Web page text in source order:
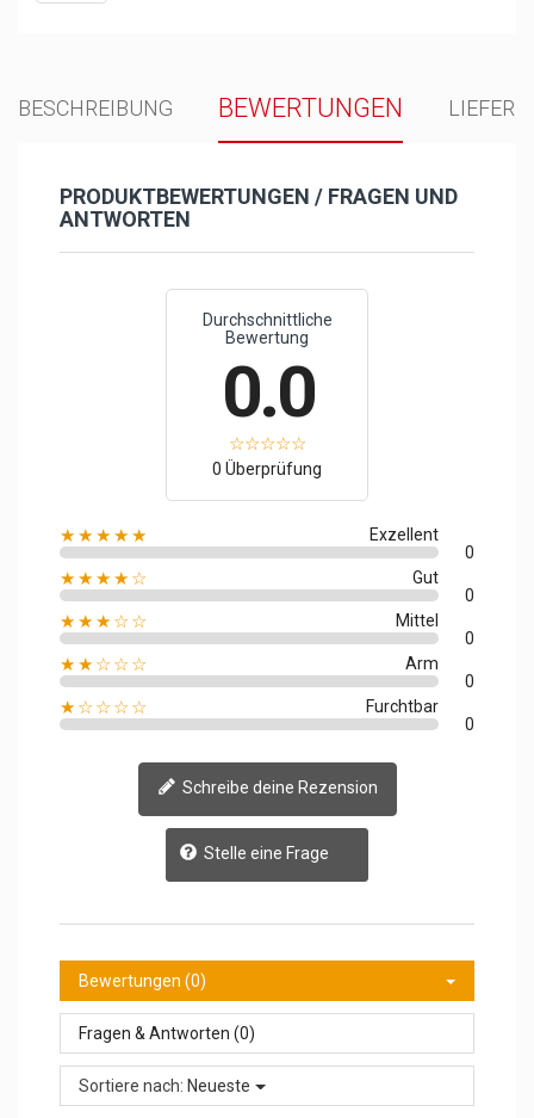
BESCHREIBUNG BEWERTUNGEN
PRODUKTBEWERTUNGEN / FRAGEN UND
ANTWORTEN
Durchschnittliche
Bewertung
0.0
0 Überprüfung
★★★★★
Exzellent
0
★★★★☆
Gut
0
★★★☆☆
Mittel
0
★★☆☆☆
Arm
0
★☆☆☆☆
Furchtbar
0
Schreibe deine Rezension
Stelle eine Frage
Bewertungen (0)
Fragen & Antworten (0)
Sortiere nach: Neueste